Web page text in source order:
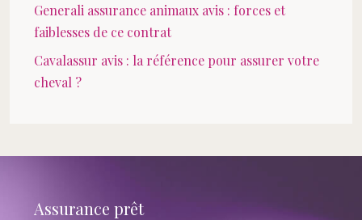
Generali assurance animaux avis : forces et
faiblesses de ce contrat
Cavalassur avis : la référence pour assurer votre
cheval ?
Assurance prêt